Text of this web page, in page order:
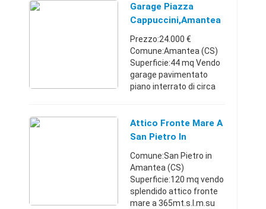
vende sia come unico
pezzo oppure a lotti da
Garage Piazza
Cappuccini,Amantea
Prezzo:24.000 €
Comune:Amantea (CS)
Superficie:44 mq Vendo
garage pavimentato
piano interrato di circa
pedonale in ottime
condizioni in posizione
Attico Fronte Mare A
San Pietro In
Amantea
Comune:San Pietro in
Amantea (CS)
Superficie:120 mq vendo
splendido attico fronte
mare a 365mt.s.l.m.su